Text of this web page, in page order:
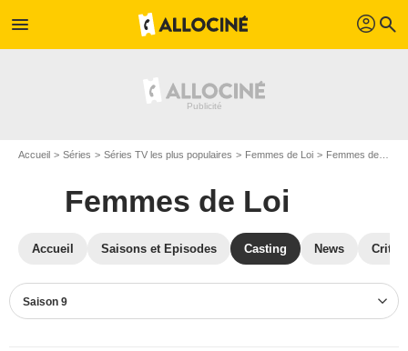
menu profil search
Accueil Séries Séries TV les plus populaires Femmes de Loi Femmes de Loi S09
Femmes de Loi
Accueil Saisons et Episodes Casting News
Saison 9